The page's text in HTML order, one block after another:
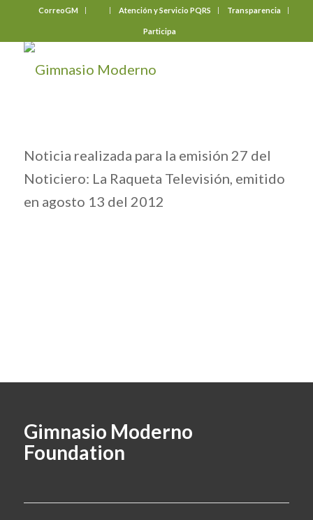
CorreoGM Atención y Servicio PQRS Transparencia
Participa
Noticia realizada para la emisión 27 del
Noticiero: La Raqueta Televisión, emitido
en agosto 13 del 2012
Gimnasio Moderno
Foundation